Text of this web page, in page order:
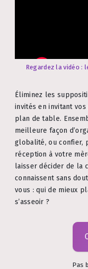
Regardez la vidéo :
Éliminez les
invités en invitant
plan de table.
meilleure façon
globalité, ou confier,
réception à votre
laisser décider de la
connaissent sans
vous : qui de mieux
s’asseoir ?
Pas